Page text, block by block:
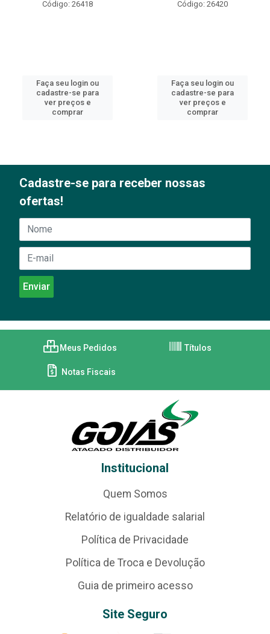
Código: 26418
Faça seu login ou
cadastre-se para
ver preços e
comprar
Código: 26420
Faça seu login ou
cadastre-se para
ver preços e
comprar
Cadastre-se para receber nossas
ofertas!
Meus Pedidos Títulos
Notas Fiscais
Institucional
Quem Somos
Relatório de igualdade salarial
Política de Privacidade
Política de Troca e Devolução
Guia de primeiro acesso
Site Seguro